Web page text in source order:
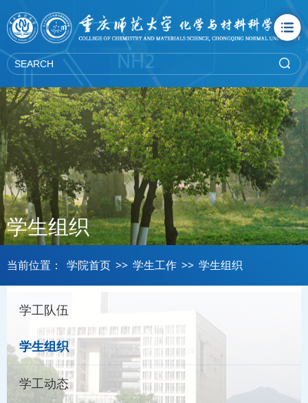
学生组织
当前位置： 学院首页 >> 学生工作 >> 学生组织
学工队伍
学生组织
学工动态